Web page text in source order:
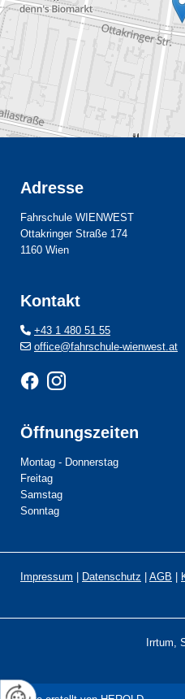
Adresse
Fahrschule WIENWEST
Ottakringer Straße 174
1160 Wien
Kontakt
 +43 1 480 51 55
 office@fahrschule-wienwest.at
Öffnungszeiten
Montag - Donnerstag
Freitag
Samstag
Sonntag
Impressum | Datenschutz | AGB |
Irrtum,